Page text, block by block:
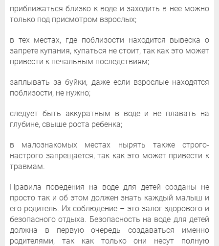
приближаться близко к воде и заходить в нее можно
только под присмотром взрослых;
в тех местах, где поблизости находится вывеска о
запрете купания, купаться не стоит, так как это может
привести к печальным последствиям;
заплывать за буйки, даже если взрослые находятся
поблизости, не нужно;
следует быть аккуратным в воде и не плавать на
глубине, свыше роста ребенка;
в малознакомых местах нырять также строго-
настрого запрещается, так как это может привести к
травмам.
Правила поведения на воде для детей созданы не
просто так и об этом должен знать каждый малыш и
его родитель. Их соблюдение – это залог здорового и
безопасного отдыха. Безопасность на воде для детей
должна в первую очередь создаваться именно
родителями, так как только они несут полную